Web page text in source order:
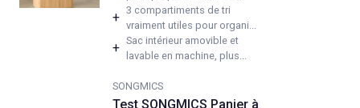
+ 3 compartiments de tri
vraiment utiles pour organi...
+ Sac intérieur amovible et
lavable en machine, plus...
SONGMICS
Test SONGMICS Panier à